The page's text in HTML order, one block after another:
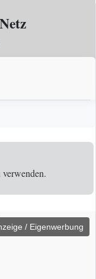
/ Eigenwerbung